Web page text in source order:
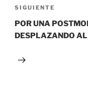
Siguiente
entrada
SIGUIENTE
POR UNA
DESPLAZANDO